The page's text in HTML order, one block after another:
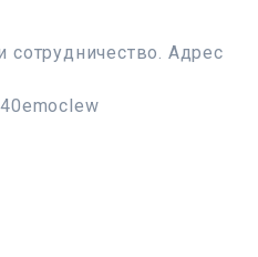
сотрудничество. Адрес